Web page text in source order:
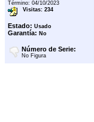
Término: 04/10/2023
Visitas: 234
Estado: Usado
Garantía: No
Número de Serie:
No Figura